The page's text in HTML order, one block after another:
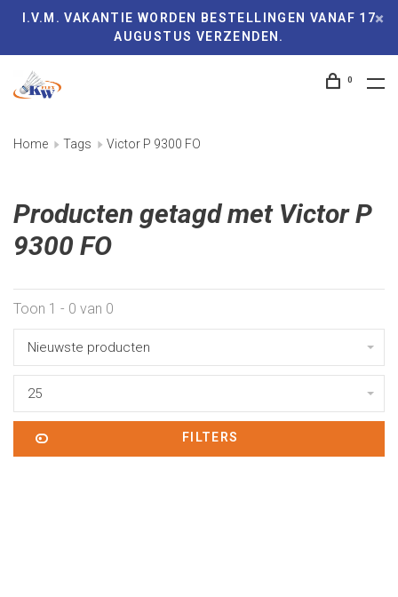
I.V.M. VAKANTIE WORDEN BESTELLINGEN VANAF 17
AUGUSTUS VERZENDEN.
0
Home Tags Victor P 9300 FO
Producten getagd met Victor P
9300 FO
Toon 1 - 0 van 0
Nieuwste producten
25
FILTERS